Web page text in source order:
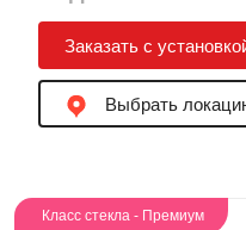
Заказать с
Выбрать
Класс стекла - Премиум